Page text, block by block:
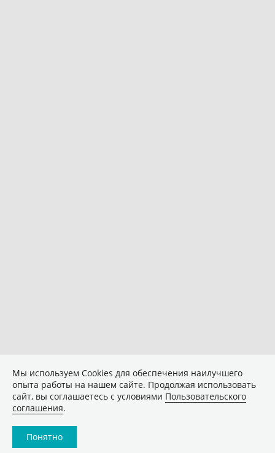
Мы используем Сookies для обеспечения наилучшего
опыта работы на нашем сайте. Продолжая использовать
сайт, вы соглашаетесь с условиями Пользовательского
соглашения.
Понятно